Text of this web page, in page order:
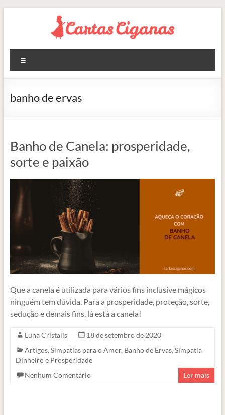
Blog
Cartas
Ciganas
Online
banho de ervas
Banho de Canela: prosperidade,
sorte e paixão
Que a canela é utilizada para vários fins inclusive mágicos
ninguém tem dúvida. Para a prosperidade, proteção, sorte,
sedução e demais fins, lá está a canela!
Luna Cristalis
18 de setembro de 2020
Artigos, Simpatias para o Amor, Banho de Ervas, Simpatia
Dinheiro e Prosperidade
Nenhum Comentário
Ler mais